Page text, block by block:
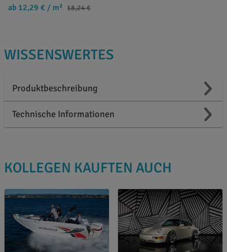
ab 12,29 € / m² 18,24 €
WISSENSWERTES
Produktbeschreibung
Technische Informationen
KOLLEGEN KAUFTEN AUCH